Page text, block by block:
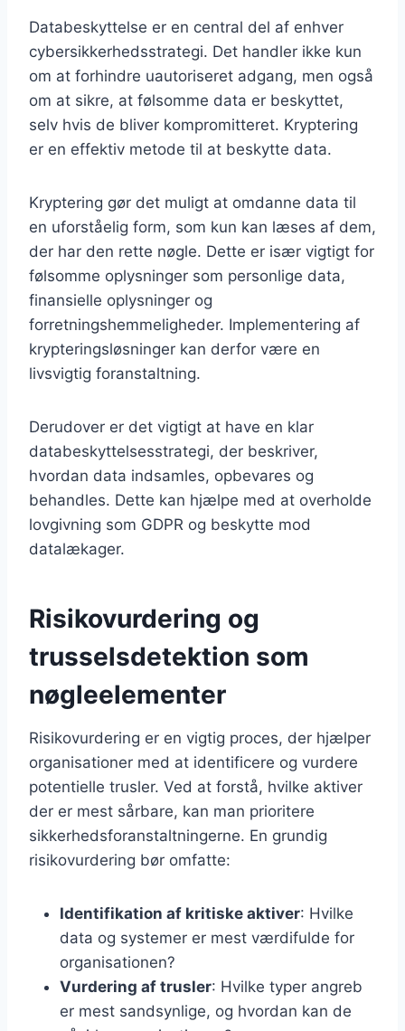
Databeskyttelse er en central del af enhver
cybersikkerhedsstrategi. Det handler ikke kun
om at forhindre uautoriseret adgang, men også
om at sikre, at følsomme data er beskyttet,
selv hvis de bliver kompromitteret. Kryptering
er en effektiv metode til at beskytte data.
Kryptering gør det muligt at omdanne data til
en uforståelig form, som kun kan læses af dem,
der har den rette nøgle. Dette er især vigtigt for
følsomme oplysninger som personlige data,
finansielle oplysninger og
forretningshemmeligheder. Implementering af
krypteringsløsninger kan derfor være en
livsvigtig foranstaltning.
Derudover er det vigtigt at have en klar
databeskyttelsesstrategi, der beskriver,
hvordan data indsamles, opbevares og
behandles. Dette kan hjælpe med at overholde
lovgivning som GDPR og beskytte mod
datalækager.
Risikovurdering og
trusselsdetektion som
nøgleelementer
Risikovurdering er en vigtig proces, der hjælper
organisationer med at identificere og vurdere
potentielle trusler. Ved at forstå, hvilke aktiver
der er mest sårbare, kan man prioritere
sikkerhedsforanstaltningerne. En grundig
risikovurdering bør omfatte:
Identifikation af kritiske aktiver: Hvilke
data og systemer er mest værdifulde for
organisationen?
Vurdering af trusler: Hvilke typer angreb
er mest sandsynlige, og hvordan kan de